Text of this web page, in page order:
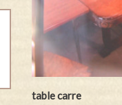
table carre